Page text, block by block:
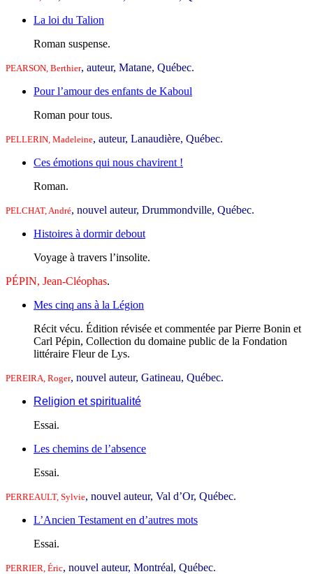
La loi du Talion
Roman suspense.
PEARSON, Berthier, auteur, Matane, Québec.
Pour l’amour des enfants de Kaboul
Roman pour tous.
PELLERIN, Madeleine, auteur, Lanaudière, Québec.
Ces émotions qui nous chavirent !
Roman.
PELCHAT, André, nouvel auteur, Drummondville, Québec.
Histoires à dormir debout
Voyage à travers l’insolite.
PÉPIN, Jean-Cléophas.
Mes cinq ans à la Légion
Récit vécu. Édition révisée et commentée par Pierre Bonin et
Carl Pépin, Collection du domaine public de la Fondation
littéraire Fleur de Lys.
PEREIRA, Roger, nouvel auteur, Gatineau, Québec.
Religion et spiritualité
Essai.
Les chemins de l’absence
Essai.
PERREAULT, Sylvie, nouvel auteur, Val d’Or, Québec.
L’Ancien Testament en d’autres mots
Essai.
PERRIER, Éric, nouvel auteur, Montréal, Québec.